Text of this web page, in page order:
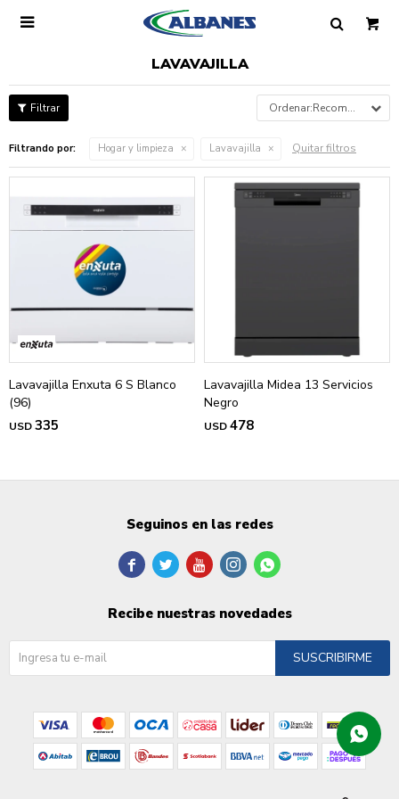

LAVAVAJILLA
Recomendados
Filtrando por: Hogar y limpieza Lavavajilla Quitar filtros
Lavavajilla Enxuta 6 S Blanco
(96)
USD335
Lavavajilla Midea 13 Servicios
Negro
USD478
Seguinos en las redes
    
Recibe nuestras novedades
SUSCRIBIRME